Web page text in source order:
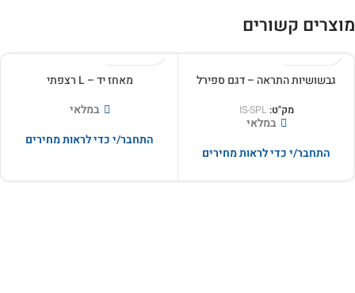
מוצרים קשורים
גבשושיות התראה – דגם ספירל
מק"ט:IS-SPL
במלאי
התחבר/י כדי לראות מחירים
מאחז יד – L רצפתי
במלאי
התחבר/י כדי לראות מחירים